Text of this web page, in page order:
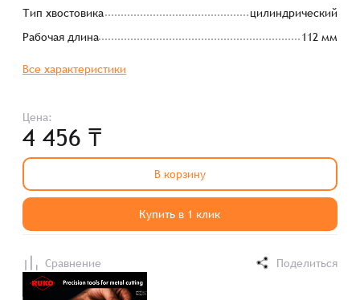
Тип хвостовика
цилиндрический
Рабочая длина
112 мм
Все характеристики
Цена:
4 456 ₸
В корзину
Купить в 1 клик
Сравнение Поделиться